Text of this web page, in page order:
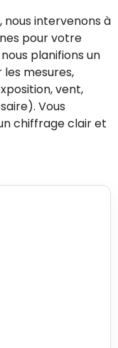
nous intervenons à
pour votre
planifions un
mesures,
vent,
Vous
chiffrage clair et